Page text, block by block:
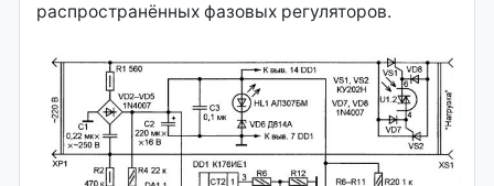
распространённых фазовых регуляторов.